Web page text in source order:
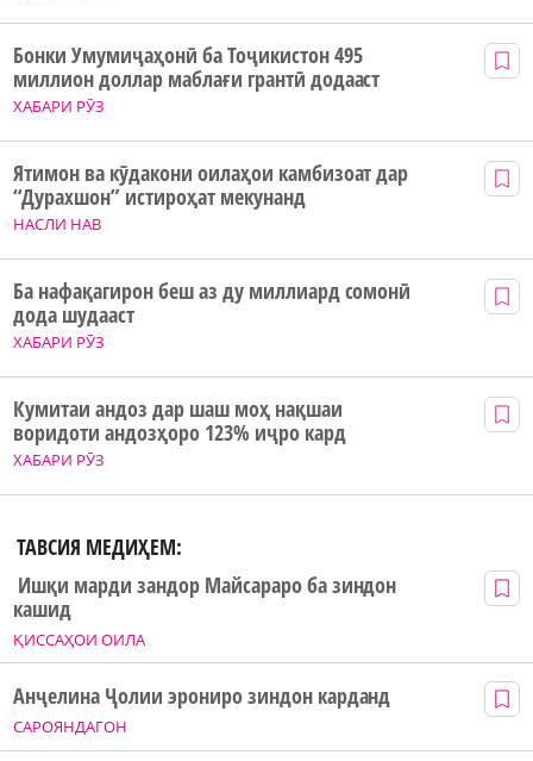
ХАБАРИ РӮЗ
Бонки Умумиҷаҳонӣ ба Тоҷикистон 495
миллион доллар маблағи грантӣ додааст
НАСЛИ НАВ
Ятимон ва кӯдакони оилаҳои камбизоат дар
“Дурахшон” истироҳат мекунанд
ХАБАРИ РӮЗ
Ба нафақагирон беш аз ду миллиард сомонӣ
дода шудааст
ХАБАРИ РӮЗ
Кумитаи андоз дар шаш моҳ нақшаи
воридоти андозҳоро 123% иҷро кард
ТАВСИЯ МЕДИҲЕМ:
ҚИССАҲОИ ОИЛА
Ишқи марди зандор Майсараро ба зиндон
кашид
САРОЯНДАГОН
Анҷелина Ҷолии эрониро зиндон карданд